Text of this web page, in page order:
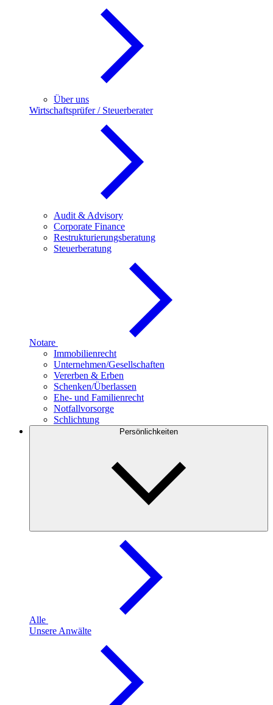
Über uns
Wirtschaftsprüfer / Steuerberater
Audit & Advisory
Corporate Finance
Restrukturierungsberatung
Steuerberatung
Notare
Immobilienrecht
Unternehmen/Gesellschaften
Vererben & Erben
Schenken/Überlassen
Ehe- und Familienrecht
Notfallvorsorge
Schlichtung
Persönlichkeiten
Alle
Unsere Anwälte